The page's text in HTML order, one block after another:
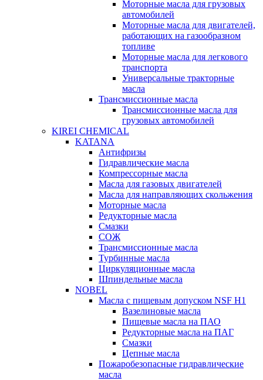
Моторные масла для грузовых
автомобилей
Моторные масла для двигателей,
работающих на газообразном
топливе
Моторные масла для легкового
транспорта
Универсальные тракторные
масла
Трансмиссионные масла
Трансмиссионные масла для
грузовых автомобилей
KIREI CHEMICAL
KATANA
Антифризы
Гидравлические масла
Компрессорные масла
Масла для газовых двигателей
Масла для направляющих скольжения
Моторные масла
Редукторные масла
Смазки
СОЖ
Трансмиссионные масла
Турбинные масла
Циркуляционные масла
Шпиндельные масла
NOBEL
Масла с пищевым допуском NSF H1
Вазелиновые масла
Пищевые масла на ПАО
Редукторные масла на ПАГ
Смазки
Цепные масла
Пожаробезопасные гидравлические
масла